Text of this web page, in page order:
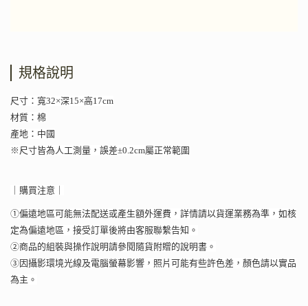
規格說明
尺寸：寬32×深15×高17cm
材質：棉
產地：中國
※尺寸皆為人工測量，誤差±0.2cm屬正常範圍
｜購買注意｜
①偏遠地區可能無法配送或產生額外運費，詳情請以貨運業務為準，如核
定為偏遠地區，接受訂單後將由客服聯繫告知。
②商品的組裝與操作說明請參閱隨貨附贈的說明書。
③因攝影環境光線及電腦螢幕影響，照片可能有些許色差，顏色請以實品
為主。